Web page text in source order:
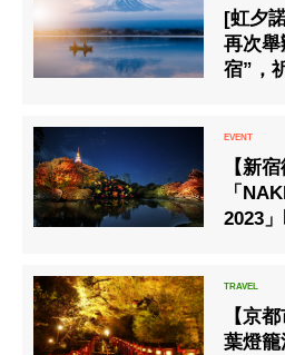
[虹夕
再次
宿”，
【新
「
2023
【京
葉燈籠